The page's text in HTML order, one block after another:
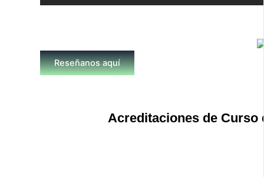
Reseñanos aquí
Acreditaciones de Curso